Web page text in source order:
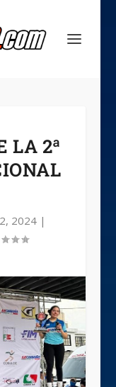
LA 2ª
2024|